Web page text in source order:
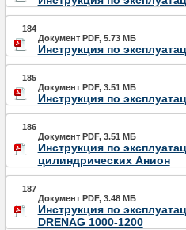
184
Документ PDF, 5.73 МБ
Инструкция по
185
Документ PDF, 3.51 МБ
Инструкция по
186
Документ PDF, 3.51 МБ
Инструкция по
цилиндрических Анион
187
Документ PDF, 3.48 МБ
Инструкция по
DRENAG 1000-1200